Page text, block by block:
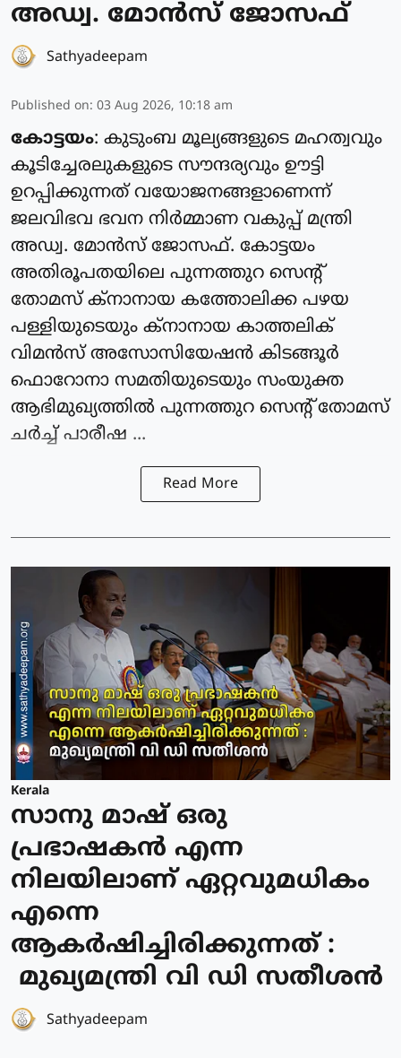
അഡ്വ. മോന്‍സ് ജോസഫ്
Sathyadeepam
Published on: 03 Aug 2026, 10:18 am
കോട്ടയം: കുടുംബ മൂല്യങ്ങളുടെ മഹത്വവും
കൂടിച്ചേരലുകളുടെ സൗന്ദര്യവും ഊട്ടി
ഉറപ്പിക്കുന്നത് വയോജനങ്ങളാണെന്ന്
ജലവിഭവ ഭവന നിര്‍മ്മാണ വകുപ്പ് മന്ത്രി
അഡ്വ. മോന്‍സ് ജോസഫ്. കോട്ടയം
അതിരൂപതയിലെ പുന്നത്തുറ സെന്റ്
തോമസ് ക്‌നാനായ കത്തോലിക്ക പഴയ
പള്ളിയുടെയും ക്‌നാനായ കാത്തലിക്
വിമന്‍സ് അസോസിയേഷന്‍ കിടങ്ങൂര്‍
ഫൊറോനാ സമതിയുടെയും സംയുക്ത
ആഭിമുഖ്യത്തില്‍ പുന്നത്തുറ സെന്റ് തോമസ്
ചര്‍ച്ച് പാരീഷ ...
Read More
Kerala
സാനു മാഷ് ഒരു
പ്രഭാഷകൻ എന്ന
നിലയിലാണ് ഏറ്റവുമധികം
എന്നെ
ആകർഷിച്ചിരിക്കുന്നത് :
മുഖ്യമന്ത്രി വി ഡി സതീശൻ
Sathyadeepam